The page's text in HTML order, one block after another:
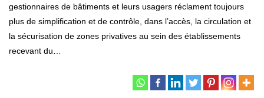
gestionnaires de bâtiments et leurs usagers réclament toujours
plus de simplification et de contrôle, dans l’accès, la circulation et
la sécurisation de zones privatives au sein des établissements
recevant du…